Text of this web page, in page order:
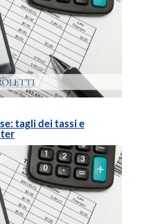
tagli dei tassi e